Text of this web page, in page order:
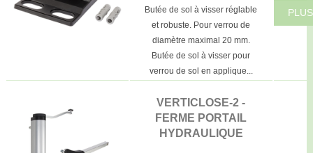
Butée de sol à visser réglable
et robuste. Pour verrou de
diamètre maximal 20 mm.
Butée de sol à visser pour
verrou de sol en applique...
VERTICLOSE-2 -
FERME PORTAIL
HYDRAULIQUE